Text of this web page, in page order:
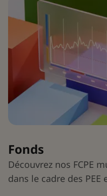
Fonds
Découvrez nos FCPE
dans le cadre des PEE